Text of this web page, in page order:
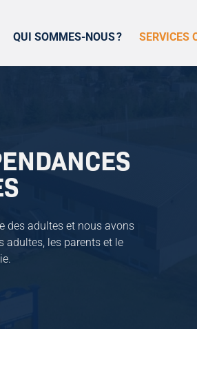
QUI SOMMES-NOUS ? SERVICES
des adultes et nous avons
adultes, les parents et le